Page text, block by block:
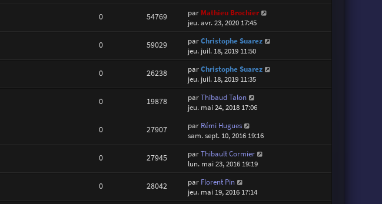
0 54769 par Mathieu Brochier
jeu. avr. 23, 2020 17:45
0 59029 parChristophe Suarez
jeu. juil. 18, 2019 11:50
0 26238 parChristophe Suarez
jeu. juil. 18, 2019 11:35
0 19878 parThibaud Talon
jeu. mai 24, 2018 17:06
0 27907 par Rémi Hugues
sam. sept. 10, 2016 19:16
0 27945 parThibault Cormier
lun. mai 23, 2016 19:19
0 28042 par Florent Pin
jeu. mai 19, 2016 17:14